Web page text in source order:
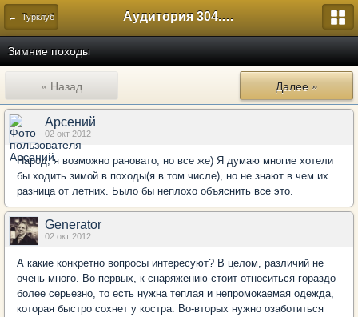
← Турклуб Аудитория 304. История России
Зимние походы
« Назад Далее »
Арсений
02 окт 2012
Народ, я возможно рановато, но все же) Я думаю многие хотели
бы ходить зимой в походы(я в том числе), но не знают в чем их
разница от летних. Было бы неплохо объяснить все это.
Generator
02 окт 2012
А какие конкретно вопросы интересуют? В целом, различий не
очень много. Во-первых, к снаряжению стоит относиться гораздо
более серьезно, то есть нужна теплая и непромокаемая одежда,
которая быстро сохнет у костра. Во-вторых нужно озаботиться